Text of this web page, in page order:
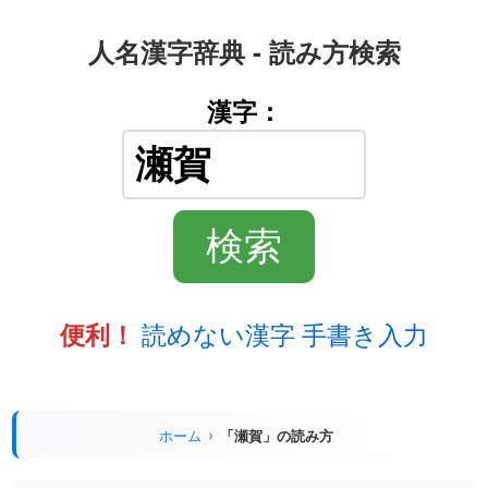
人名漢字辞典 - 読み方検索
漢字：
便利！ 読めない漢字 手書き入力
ホーム 「瀬賀」の読み方